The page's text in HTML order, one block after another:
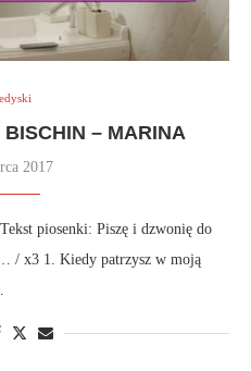
– MARINA
2017
piosenki: Piszę i dzwonię do
/ x3 1. Kiedy patrzysz w moją